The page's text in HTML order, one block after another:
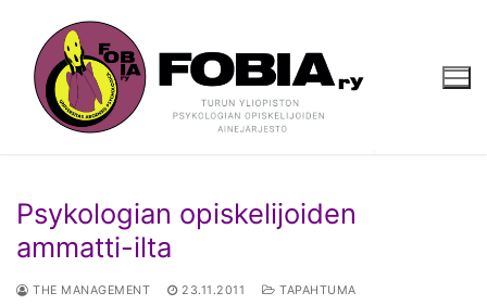
sisältöön
Psykologian opiskelijoiden
ammatti-ilta
THE MANAGEMENT 23.11.2011 TAPAHTUMA